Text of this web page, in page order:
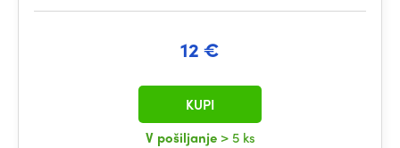
12 €
V pošiljanje > 5 ks
KUPI